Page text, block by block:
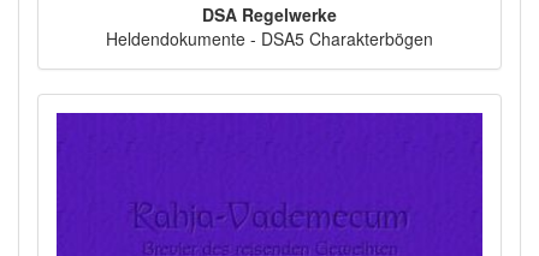
DSA Regelwerke
Heldendokumente - DSA5 Charakterbögen